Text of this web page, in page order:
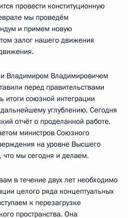
провести конституционную
мы проведём
и примем новую
залог нашего движения
Владимиром Владимировичем
перед правительствами
итоги союзной интеграции
углублению. Сегодня
отчёт о проделанной работе.
министров Союзного
на уровне Высшего
что мы сегодня и делаем.
в течение двух лет необходимо
целого ряда концептуальных
к перезагрузке
пространства. Она